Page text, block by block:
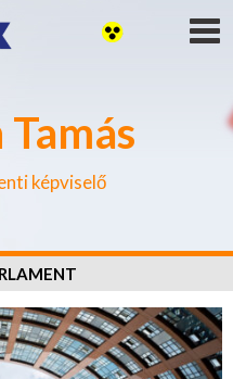
képviselő